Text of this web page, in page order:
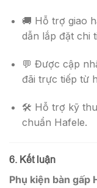
🚚 Hỗ trợ giao
dẫn lắp đặt chi
💬 Được cập
đãi trực tiếp từ
🛠️ Hỗ trợ kỹ
chuẩn Hafele.
6. Kết luận
Phụ kiện bàn gấp